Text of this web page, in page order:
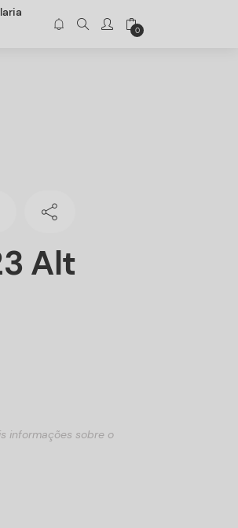
0
Alt
informações sobre o